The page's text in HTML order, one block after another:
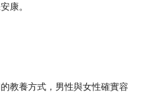
康。
養方式，男性與女性確實容